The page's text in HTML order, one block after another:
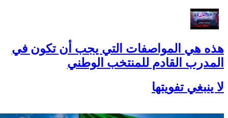
هذه هي المواصفات التي يجب أن تكون في
المدرب القادم للمنتخب الوطني
لا ينبغي تفويتها